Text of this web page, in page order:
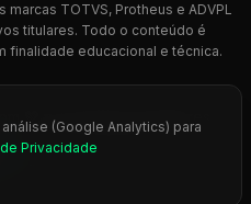
marcas TOTVS, Protheus e ADVPL
titulares. Todo o conteúdo é
finalidade educacional e técnica.
💚 para desenvolvedores
(Google Analytics) para
Privacidade